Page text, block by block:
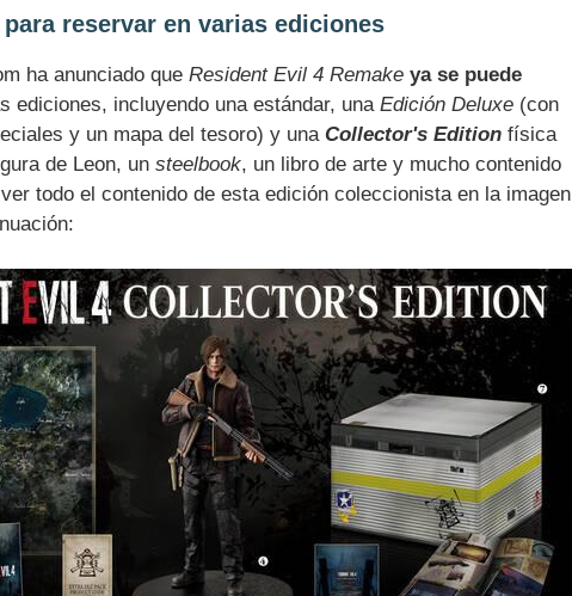
reservar en varias ediciones
ha anunciado que Resident Evil 4 Remake ya se puede
ediciones, incluyendo una estándar, una Edición Deluxe (con
y un mapa del tesoro) y una Collector's Edition física
de Leon, un steelbook, un libro de arte y mucho contenido
todo el contenido de esta edición coleccionista en la imagen